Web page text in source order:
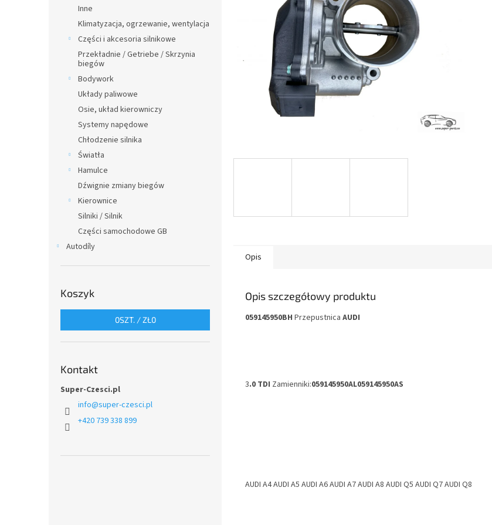
Inne
Klimatyzacja, ogrzewanie, wentylacja
Części i akcesoria silnikowe
Przekładnie / Getriebe / Skrzynia
biegów
Bodywork
Układy paliwowe
Osie, układ kierowniczy
Systemy napędowe
Chłodzenie silnika
Światła
Hamulce
Dźwignie zmiany biegów
Kierownice
Silniki / Silnik
Części samochodowe GB
Autodíly
Koszyk
0SZT. /ZŁ0
Kontakt
Super-Czesci.pl
info@super-czesci.pl
+420 739 338 899
Opis
Opis szczegółowy produktu
059145950BH Przepustnica AUDI
3.0 TDI Zamienniki:059145950AL059145950AS
AUDI A4 AUDI A5 AUDI A6 AUDI A7 AUDI A8 AUDI Q5 AUDI Q7 AUDI Q8